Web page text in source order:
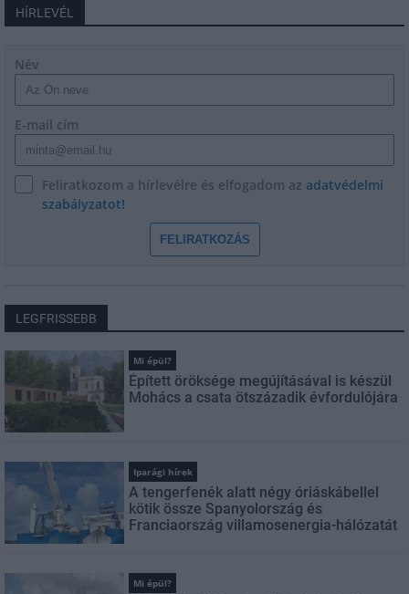
HÍRLEVÉL
Név
E-mail cím
Feliratkozom a hírlevélre és elfogadom az adatvédelmi
szabályzatot!
FELIRATKOZÁS
LEGFRISSEBB
Mi épül?
Épített öröksége megújításával is készül
Mohács a csata ötszázadik évfordulójára
Iparági hírek
A tengerfenék alatt négy óriáskábellel
kötik össze Spanyolország és
Franciaország villamosenergia-hálózatát
Mi épül?